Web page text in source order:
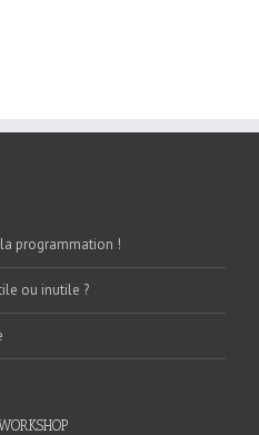
programmation !
ou inutile ?